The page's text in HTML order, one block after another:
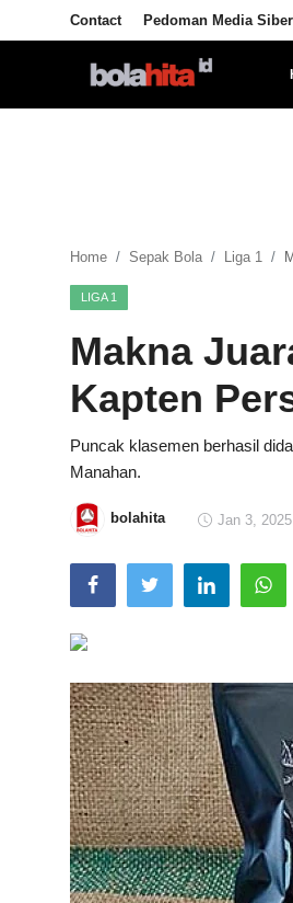
Contact Pedoman Media Siber
All Sports
Sportainment
Total Sports
Home Sepak Bola Liga 1
LIGA 1
Makna
Kapten
Puncak klasemen berhasil
Manahan.
bolahita Jan 3,